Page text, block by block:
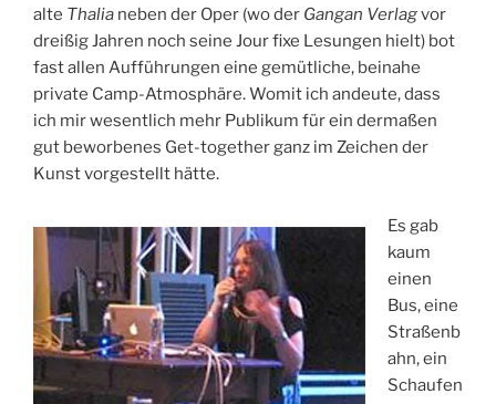
alte Thalia neben der Oper (wo der Gangan Verlagvor
dreißig Jahren noch seine Jour fixe Lesungen hielt) bot
fast allen Aufführungen eine gemütliche, beinahe
private Camp-Atmosphäre. Womit ich andeute, dass
ich mir wesentlich mehr Publikum für ein dermaßen
gut beworbenes Get-together ganz im Zeichen der
Kunst vorgestellt hätte.
Es gab
kaum
einen
Bus, eine
Straßenb
ahn, ein
Schaufen